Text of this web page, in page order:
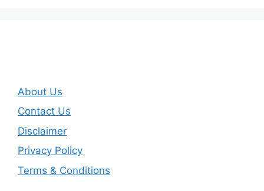
About Us
Contact Us
Disclaimer
Privacy Policy
Terms & Conditions